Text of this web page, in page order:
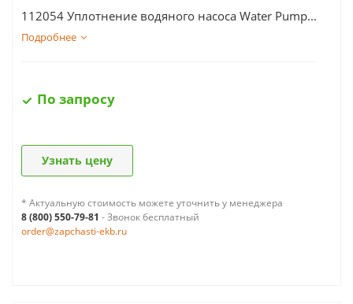
112054 Уплотнение водяного насоса Water Pump...
Подробнее
По запросу
Узнать цену
* Актуальную стоимость можете уточнить у менеджера
8 (800) 550-79-81 - Звонок бесплатный
order@zapchasti-ekb.ru